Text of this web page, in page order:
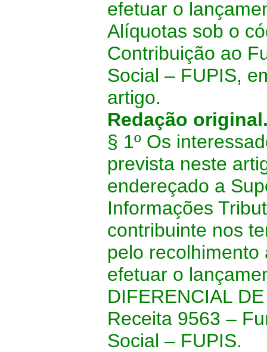
efetuar o
Alíquotas sob o
Contribuição ao
Social – FUPIS,
artigo.
Redação
§ 1º Os
prevista neste
endereçado a
Informações
contribuinte nos
pelo
efetuar o
DIFERENCIAL
Receita 9563 –
Social – FUPIS.